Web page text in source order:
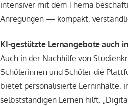
intensiver mit dem Thema
Anregungen — kompakt,
KI-gestützte Lernangebote auch
Auch in der Nachhilfe von
Schülerinnen und Schüler die
bietet personalisierte Lerninhalte,
selbstständigen Lernen hilft.